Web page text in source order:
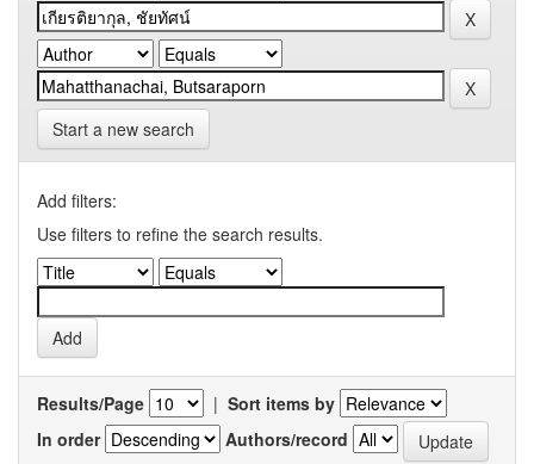
Start a new search
Add filters:
Use filters to refine the search results.
Results/Page | Sort items by
In order
Authors/record